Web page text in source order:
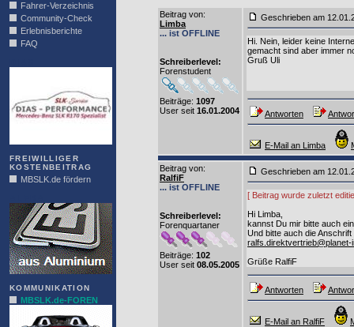
Fahrer-Verzeichnis
Community-Check
Erlebnisberichte
FAQ
FREIWILLIGER
KOSTENBEITRAG
MBSLK.de fördern
KOMMUNIKATION
MBSLK.de-FOREN
Beitrag von:
Limba
... ist OFFLINE
Schreiberlevel:
Forenstudent
Beiträge: 1097
User seit 16.01.2004
Geschrieben am
Hi. Nein, leider keine
gemacht sind aber immer
Gruß Uli
Antworten
E-Mail an Limba
Beitrag von:
RalfiF
... ist OFFLINE
Schreiberlevel:
Forenquartaner
Beiträge: 102
User seit 08.05.2005
Geschrieben am
[ Beitrag wurde zuletzt
Hi Limba,
kannst Du mir bitte auch
Und bitte auch die
ralfs.direktvertrieb@planet-
Grüße RalfiF
Antworten
E-Mail an RalfiF